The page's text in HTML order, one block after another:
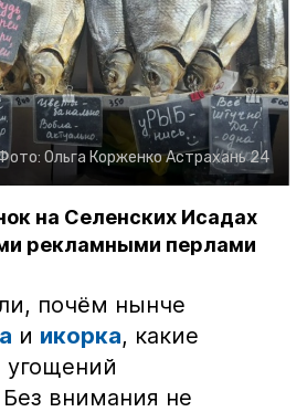
Ольга КорженкоАстрахань 24
на Селенских Исадах
рекламными перлами
почём нынче
и икорка, какие
угощений
внимания не